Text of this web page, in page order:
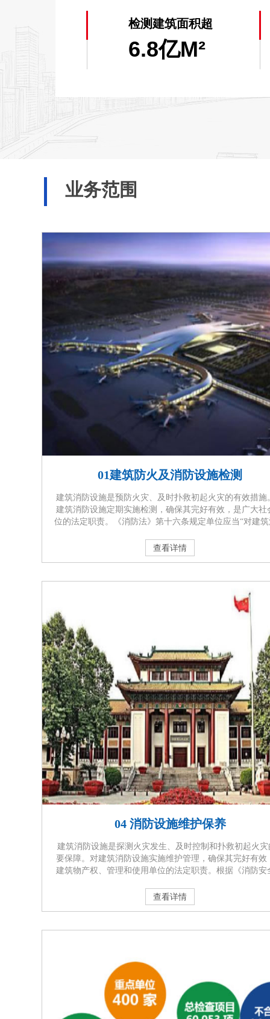
2012年至今连续获得《高
参编4项消防技术标准；
全国第一家应用创新大数
天河区消防安全评估成果
运用自主发明消防智能检
先地位；
受广东省住建厅委托主编
荣登中央电视台《对话中
检测建筑面积超
6.8亿M²
01建筑防火及消防设施检测
建筑消防设施是预防火灾、及时扑救初起火灾的有效措施
建筑消防设施定期实施检测，确保其完好有效，是广大社
位的法定职责。《消防法》第十六条规定单位应当“对建
当完整准确，存档备查；”。《消防安全责任制实施办法
五条、《机关、团体、企业、事业单位消防安全管理规定
十七条均明确规定···
查看详情
04 消防设施维护保养
建筑消防设施是探测火灾发生、及时控制和扑救初起火
要保障。对建筑消防设施实施维护管理，确保其完好有效
建筑物产权、管理和使用单位的法定职责。根据《消防安
消防技术服务机构每月对消防设施进行维护保养，并保留
保养记录。通过委托专业的消防技术服务机构对建筑消防
有效，在火灾发生时发挥应有的作 用，减少或避免···
查看详情
业务范围